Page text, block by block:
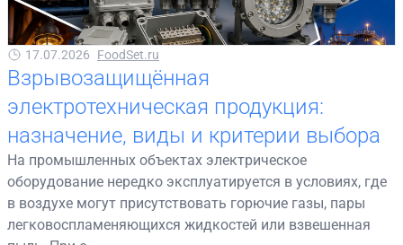
17.07.2026 FoodSet.ru
Взрывозащищённая
электротехническая продукция:
назначение, виды и критерии выбора
На промышленных объектах электрическое
оборудование нередко эксплуатируется в условиях, где
в воздухе могут присутствовать горючие газы, пары
легковоспламеняющихся жидкостей или взвешенная